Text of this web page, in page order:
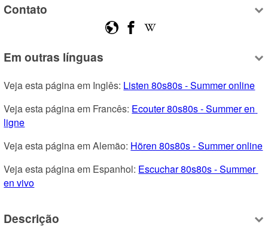
Contato
Em outras línguas
Veja esta página em Inglês: Listen 80s80s - Summer online
Veja esta página em Francês: Ecouter 80s80s - Summer en
ligne
Veja esta página em Alemão: Hören 80s80s - Summer online
Veja esta página em Espanhol: Escuchar 80s80s - Summer
en vivo
Descrição